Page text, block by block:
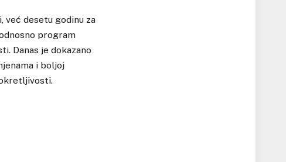
već desetu godinu za
program
Danas je dokazano
i boljoj